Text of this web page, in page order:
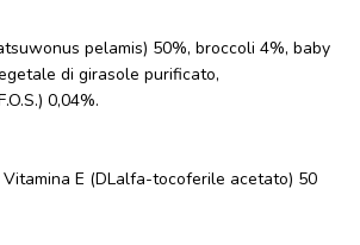
pelamis) 50%, broccoli 4%, baby
di girasole purificato,
0,04%.
E (DLalfa-tocoferile acetato) 50